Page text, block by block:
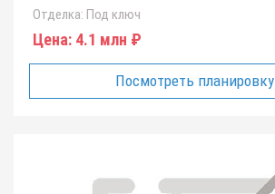
Отделка: Под ключ
Цена: 4.1 млн ₽
Посмотреть планировку